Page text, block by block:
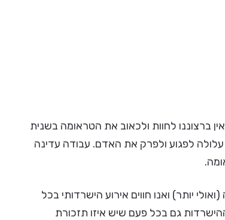
ברצוננו לחוות ולכאוב את הטראומה בשנית
לפגוע ולפרק את האדם. עבודה עדינה
יותר) ואנו חווים אירוע הישרדותי בכל
גם בכל פעם שיש איזו תזכורת